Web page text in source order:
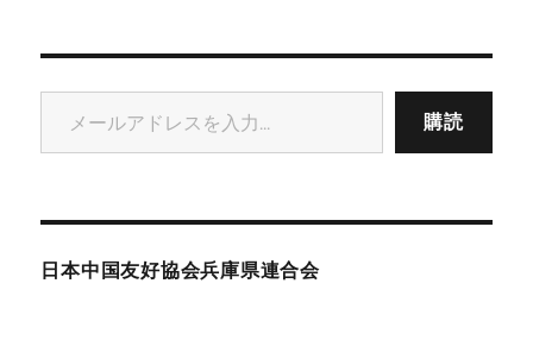
メールアドレスを入力...
購読
日本中国友好協会兵庫県連合会